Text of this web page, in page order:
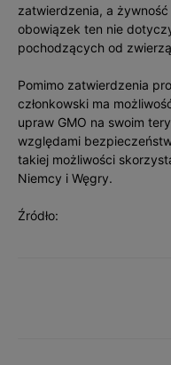
zatwierdzenia, a
obowiązek ten nie
pochodzących od
Pomimo zatwierdzenia
członkowski ma
upraw GMO na swoim
względami
takiej możliwości
Niemcy i Węgry.
Źródło: